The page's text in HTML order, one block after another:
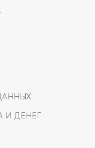
И ДЕНЕГ